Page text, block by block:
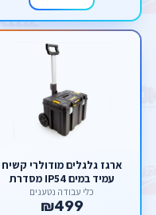
ארגז גלגלים מודולרי קשיח
עמיד במים IP54 מסדרת
TSTAK דיוולט DWST83347-1
DeWALT
כלי עבודה נטענים
₪499